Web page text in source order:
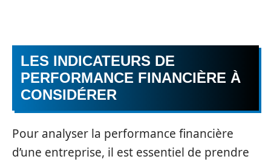
LES INDICATEURS DE
PERFORMANCE FINANCIÈRE À
CONSIDÉRER
Pour analyser la performance financière
d’une entreprise, il est essentiel de prendre